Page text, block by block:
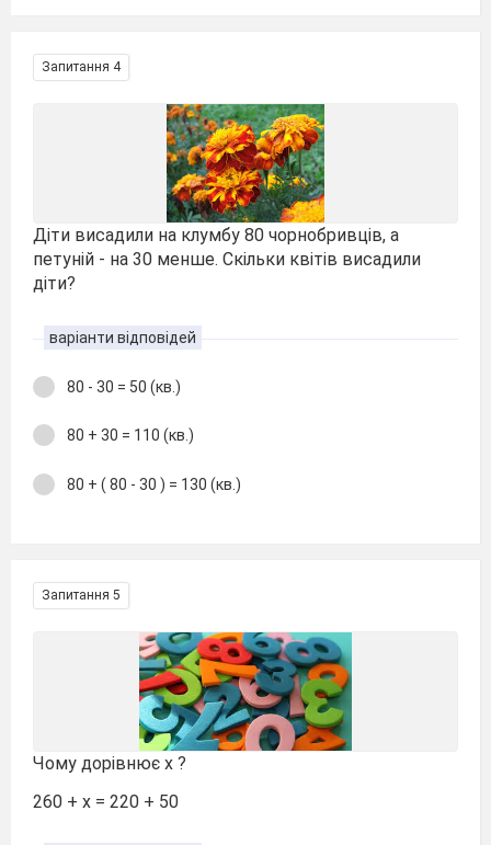
Запитання 4
Діти висадили на клумбу 80 чорнобривців, а
петуній - на 30 менше. Скільки квітів висадили
діти?
варіанти відповідей
80 - 30 = 50 (кв.)
80 + 30 = 110 (кв.)
80 + ( 80 - 30 ) = 130 (кв.)
Запитання 5
Чому дорівнює х ?
260 + х = 220 + 50